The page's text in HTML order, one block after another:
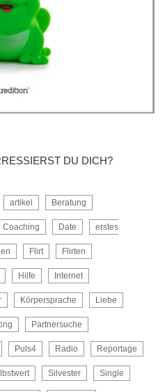
DU DICH?
artikel Beratung
Coaching Date erstes
Flirt Flirten
Hilfe Internet
Körpersprache Liebe
Partnersuche
Puls4 Radio Reportage
Silvester Single